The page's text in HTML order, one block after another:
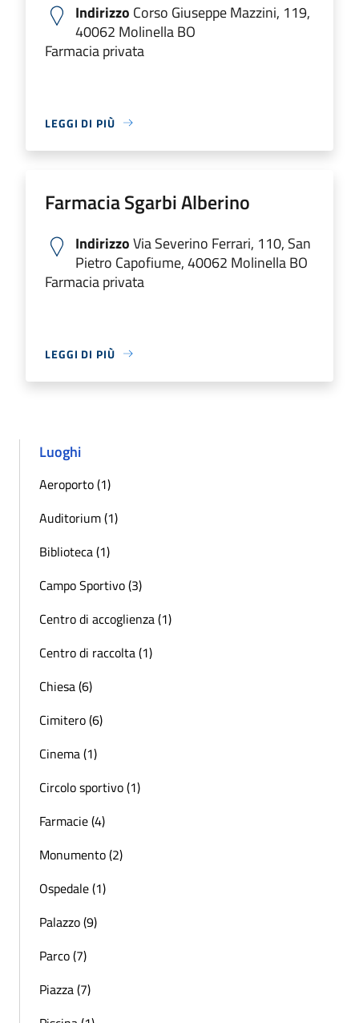
Indirizzo Corso Giuseppe Mazzini, 119,
40062 Molinella BO
Farmacia privata
LEGGI DI PIÙ
Farmacia Sgarbi Alberino
IndirizzoVia Severino Ferrari, 110, San
Pietro Capofiume, 40062 Molinella BO
Farmacia privata
LEGGI DI PIÙ
Luoghi
Aeroporto (1)
Auditorium (1)
Biblioteca (1)
Campo Sportivo (3)
Centro di accoglienza (1)
Centro di raccolta (1)
Chiesa (6)
Cimitero (6)
Cinema (1)
Circolo sportivo (1)
Farmacie (4)
Monumento (2)
Ospedale (1)
Palazzo (9)
Parco (7)
Piazza (7)